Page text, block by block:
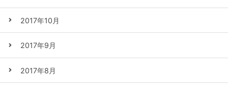
2017年10月
2017年9月
2017年8月